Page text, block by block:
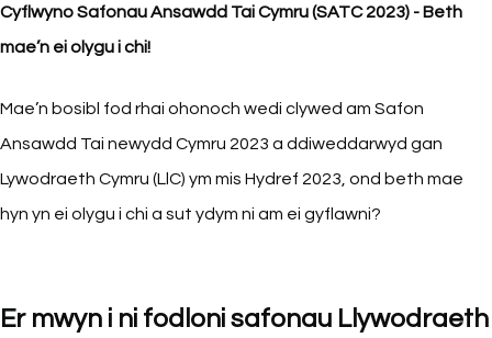
Cyflwyno Safonau Ansawdd Tai Cymru (SATC 2023) - Beth
mae’n ei olygu i chi!
Mae’n bosibl fod rhai ohonoch wedi clywed am Safon
Ansawdd Tai newydd Cymru 2023 a ddiweddarwyd gan
Lywodraeth Cymru (LlC) ym mis Hydref 2023, ond beth mae
hyn yn ei olygu i chi a sut ydym ni am ei gyflawni?
Er mwyn i ni fodloni safonau Llywodraeth